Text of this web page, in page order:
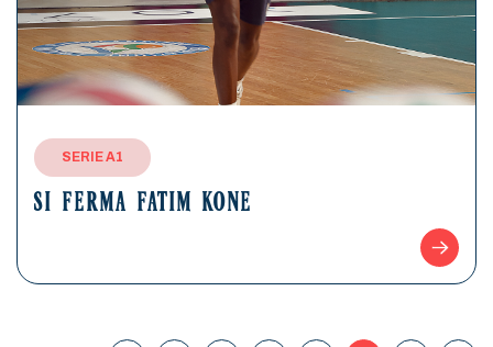
SERIE A1
SI FERMA FATIM KONE